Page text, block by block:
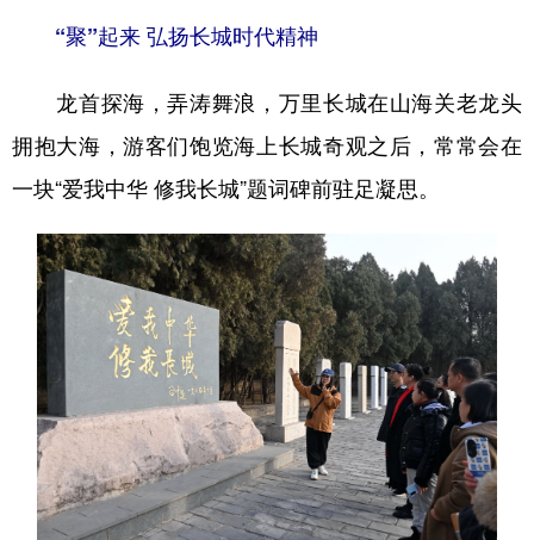
“聚”起来 弘扬长城时代精神
龙首探海，弄涛舞浪，万里长城在山海关老龙头
拥抱大海，游客们饱览海上长城奇观之后，常常会在
一块“爱我中华 修我长城”题词碑前驻足凝思。